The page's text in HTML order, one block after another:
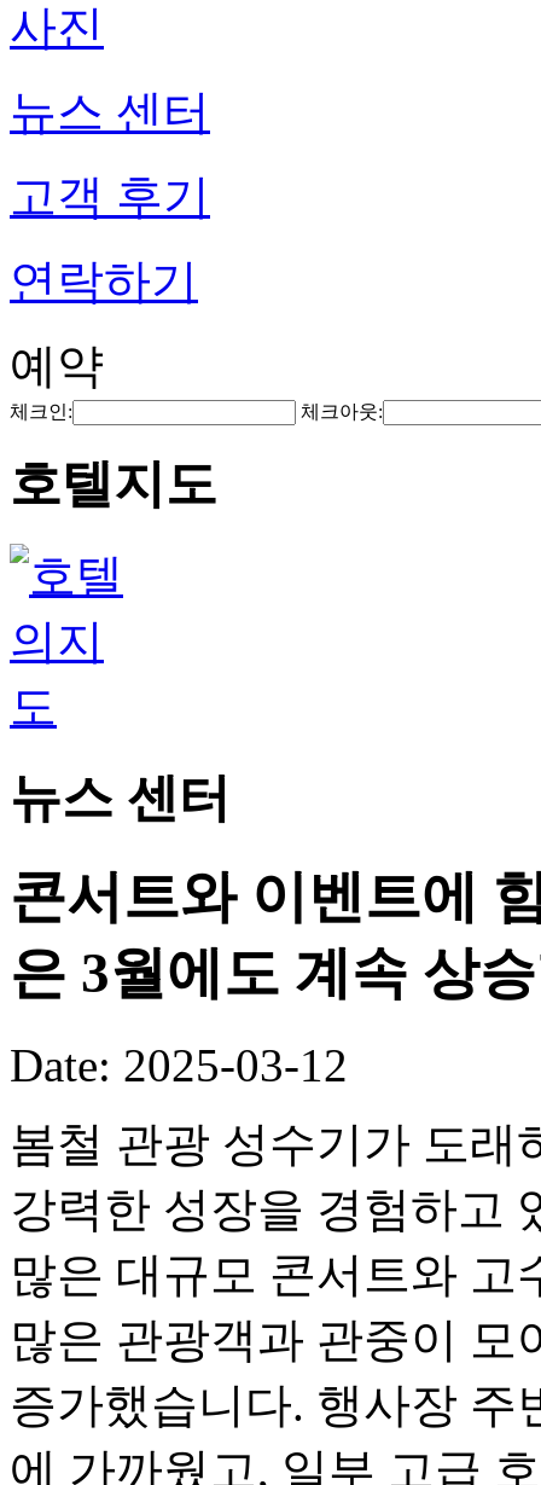
사진
뉴스 센터
고객 후기
연락하기
예약
체크인: 체크아웃:
호텔지도
뉴스 센터
콘서트와 이벤트에
은 3월에도 계속 상
Date: 2025-03-12
봄철 관광 성수기가 도래
강력한 성장을 경험하고
많은 대규모 콘서트와
많은 관광객과 관중이 모
증가했습니다. 행사장 주
에 가까웠고, 일부 고급